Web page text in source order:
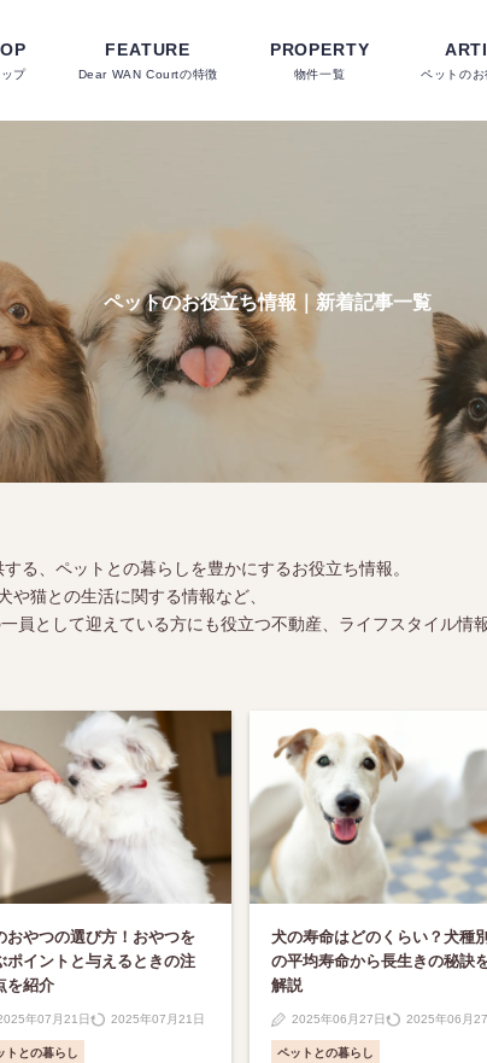
ップ
FEATURE
Dear WAN Courtの特徴
PROPERTY
物件一覧 ペットの
ペットのお役立ち情報｜新着記事一覧
る、ペットとの暮らしを豊かにするお役立ち情報。
猫との生活に関する情報など、
員として迎えている方にも役立つ不動産、ライフスタイル情
おやつの選び方！おやつを
ポイントと与えるときの注
を紹介
年07月21日 2025年07月21日
トとの暮らし
犬の寿命はどのくらい？犬種別
の平均寿命から長生きの秘訣
解説
2025年06月27日 2025年06月27
ペットとの暮らし